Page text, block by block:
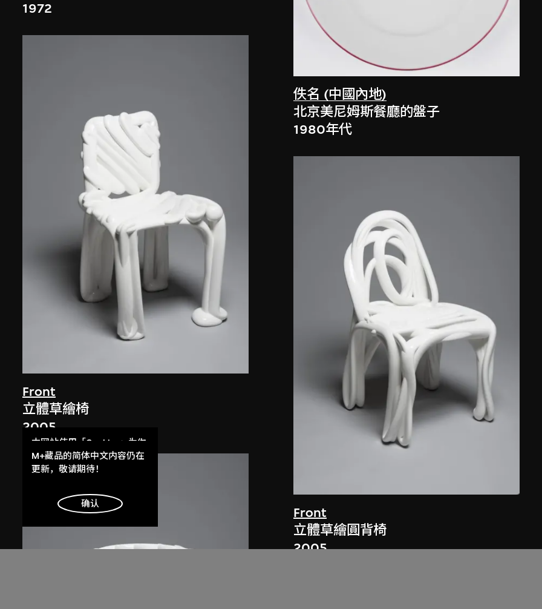
1972
Front
立體草繪椅
2005
佚名 (中國內地)
北京美尼姆斯餐廳的盤子
1980年代
Front
立體草繪圓背椅
2005
本网站使用「Cookies」为你
提供最好的网站体验。
了解更多
明白
M+藏品的简体中文内容仍在
更新，敬请期待！
确认